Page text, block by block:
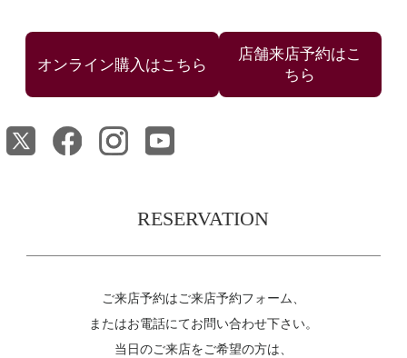
店舗来店予約はこ
ちら
RESERVATION
ご来店予約はご来店予約フォーム、
またはお電話にてお問い合わせ下さい。
当日のご来店をご希望の方は、